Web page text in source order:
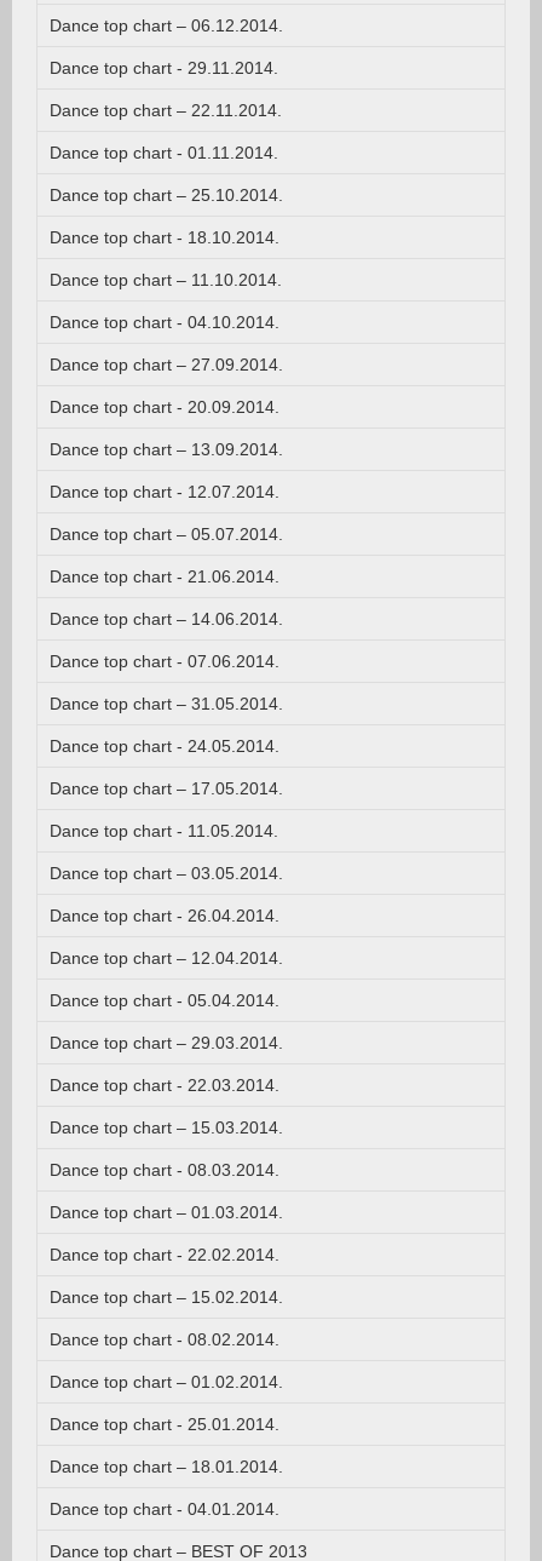
Dance top chart – 06.12.2014.
Dance top chart - 29.11.2014.
Dance top chart – 22.11.2014.
Dance top chart - 01.11.2014.
Dance top chart – 25.10.2014.
Dance top chart - 18.10.2014.
Dance top chart – 11.10.2014.
Dance top chart - 04.10.2014.
Dance top chart – 27.09.2014.
Dance top chart - 20.09.2014.
Dance top chart – 13.09.2014.
Dance top chart - 12.07.2014.
Dance top chart – 05.07.2014.
Dance top chart - 21.06.2014.
Dance top chart – 14.06.2014.
Dance top chart - 07.06.2014.
Dance top chart – 31.05.2014.
Dance top chart - 24.05.2014.
Dance top chart – 17.05.2014.
Dance top chart - 11.05.2014.
Dance top chart – 03.05.2014.
Dance top chart - 26.04.2014.
Dance top chart – 12.04.2014.
Dance top chart - 05.04.2014.
Dance top chart – 29.03.2014.
Dance top chart - 22.03.2014.
Dance top chart – 15.03.2014.
Dance top chart - 08.03.2014.
Dance top chart – 01.03.2014.
Dance top chart - 22.02.2014.
Dance top chart – 15.02.2014.
Dance top chart - 08.02.2014.
Dance top chart – 01.02.2014.
Dance top chart - 25.01.2014.
Dance top chart – 18.01.2014.
Dance top chart - 04.01.2014.
Dance top chart – BEST OF 2013